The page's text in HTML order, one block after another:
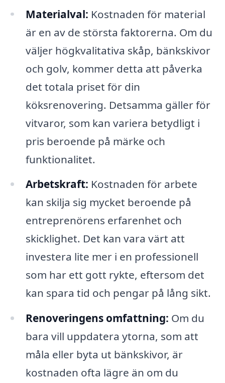
Materialval: Kostnaden för material
är en av de största faktorerna. Om du
väljer högkvalitativa skåp, bänkskivor
och golv, kommer detta att påverka
det totala priset för din
köksrenovering. Detsamma gäller för
vitvaror, som kan variera betydligt i
pris beroende på märke och
funktionalitet.
Arbetskraft: Kostnaden för arbete
kan skilja sig mycket beroende på
entreprenörens erfarenhet och
skicklighet. Det kan vara värt att
investera lite mer i en professionell
som har ett gott rykte, eftersom det
kan spara tid och pengar på lång sikt.
Renoveringens omfattning: Om du
bara vill uppdatera ytorna, som att
måla eller byta ut bänkskivor, är
kostnaden ofta lägre än om du